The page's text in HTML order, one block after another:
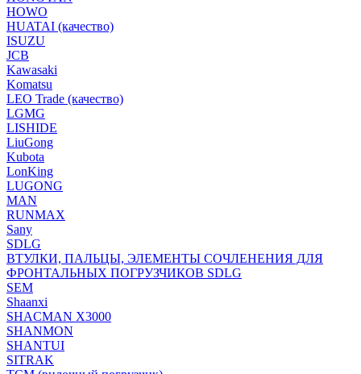
HOWO
HUATAI (качество)
ISUZU
JCB
Kawasaki
Komatsu
LEO Trade (качество)
LGMG
LISHIDE
LiuGong
Kubota
LonKing
LUGONG
MAN
RUNMAX
Sany
SDLG
ВТУЛКИ, ПАЛЬЦЫ, ЭЛЕМЕНТЫ СОЧЛЕНЕНИЯ ДЛЯ
ФРОНТАЛЬНЫХ ПОГРУЗЧИКОВ SDLG
SEM
Shaanxi
SHACMAN X3000
SHANMON
SHANTUI
SITRAK